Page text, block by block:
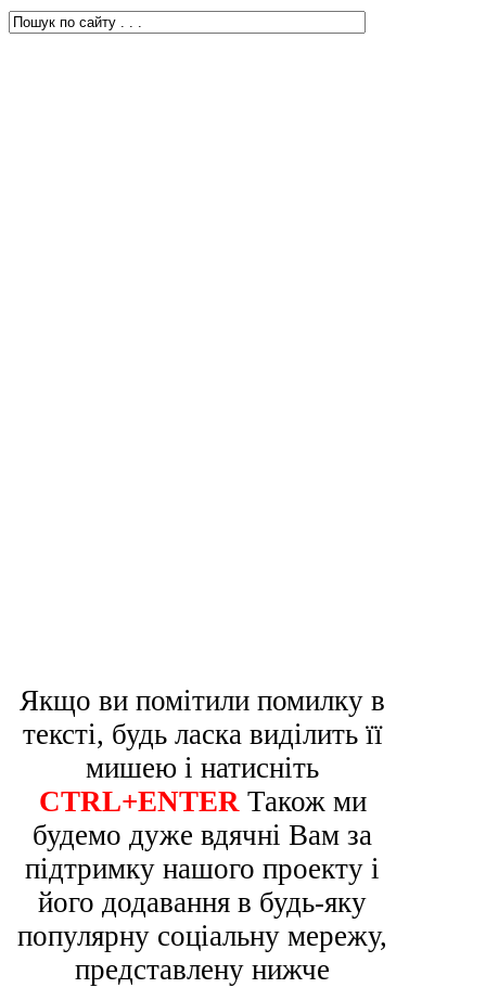
Якщо ви помітили помилку в
тексті, будь ласка виділить її
мишею і натисніть
CTRL+ENTER Також ми
будемо дуже вдячні Вам за
підтримку нашого проекту і
його додавання в будь-яку
популярну соціальну мережу,
представлену нижче